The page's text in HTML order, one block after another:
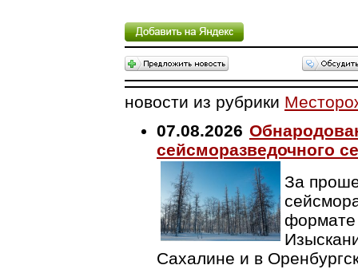
новости из рубрики
07.08.2026
сейсморазведочного
За
формате
Сахалине и в